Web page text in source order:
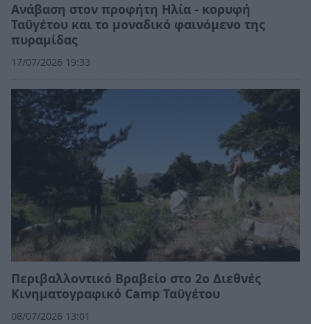
Ανάβαση στον προφήτη Ηλία - κορυφή
Ταϋγέτου και το μοναδικό φαινόμενο της
πυραμίδας
17/07/2026 19:33
Περιβαλλοντικό Βραβείο στο 2ο Διεθνές
Κινηματογραφικό Camp Ταϋγέτου
08/07/2026 13:01